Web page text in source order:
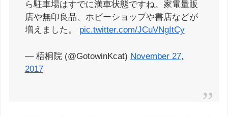
ら駐車場はすでに満車状態ですね。家電量販
店や無印良品、ホビーショップや書店などが
増えました。 pic.twitter.com/JCuVNgItCy
— 梧桐院 (@GotowinKcat) November 27,
2017